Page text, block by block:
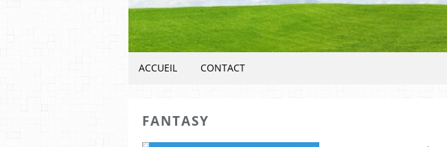
ACCUEIL CONTACT
FANTASY